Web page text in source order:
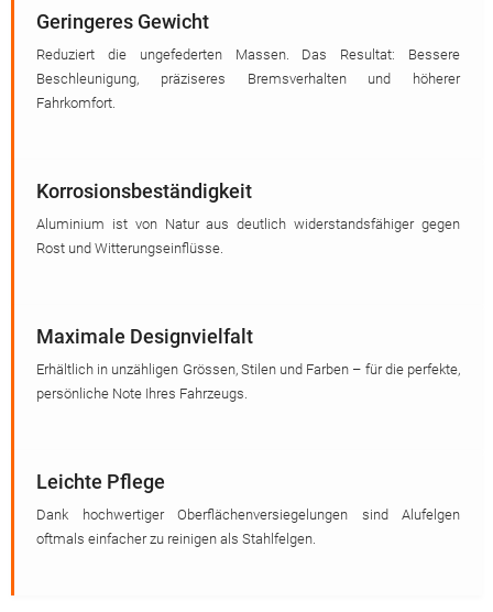
Geringeres Gewicht
Reduziert die ungefederten Massen. Das Resultat: Bessere
Beschleunigung, präziseres Bremsverhalten und höherer
Fahrkomfort.
Korrosionsbeständigkeit
Aluminium ist von Natur aus deutlich widerstandsfähiger gegen
Rost und Witterungseinflüsse.
Maximale Designvielfalt
Erhältlich in unzähligen Grössen, Stilen und Farben – für die perfekte,
persönliche Note Ihres Fahrzeugs.
Leichte Pflege
Dank hochwertiger Oberflächenversiegelungen sind Alufelgen
oftmals einfacher zu reinigen als Stahlfelgen.